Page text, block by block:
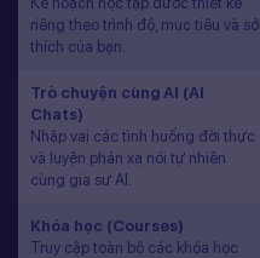
riêng theo trình độ, mục tiêu và sở
thích của bạn.
Trò chuyện cùng AI (AI
Chats)
Nhập vai các tình huống đời thực
và luyện phản xạ nói tự nhiên
cùng gia sư AI.
Khóa học (Courses)
Truy cập toàn bộ các khóa học